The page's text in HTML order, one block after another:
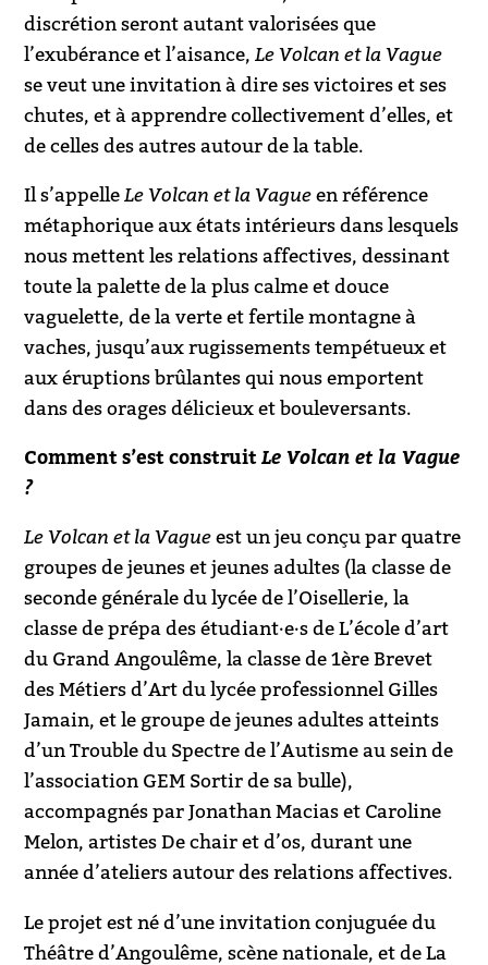
discrétion seront autant valorisées que
l’exubérance et l’aisance,Le Volcan et la Vague
se veut une invitation à dire ses victoires et ses
chutes, et à apprendre collectivement d’elles, et
de celles des autres autour de la table.
Il s’appelleLe Volcan et la Vagueen référence
métaphorique aux états intérieurs dans lesquels
nous mettent les relations affectives, dessinant
toute la palette de la plus calme et douce
vaguelette, de la verte et fertile montagne à
vaches, jusqu’aux rugissements tempétueux et
aux éruptions brûlantes qui nous emportent
dans des orages délicieux et bouleversants.
Comment s’est construitLe Volcan et la Vague
?
Le Volcan et la Vagueest un jeu conçu par quatre
groupes de jeunes et jeunes adultes (la classe de
seconde générale du lycée de l’Oisellerie, la
classe de prépa des étudiant·e·s de L’école d’art
du Grand Angoulême, la classe de 1ère Brevet
des Métiers d’Art du lycée professionnel Gilles
Jamain, et le groupe de jeunes adultes atteints
d’un Trouble du Spectre de l’Autisme au sein de
l’association GEM Sortir de sa bulle),
accompagnés par Jonathan Macias et Caroline
Melon, artistes De chair et d’os, durant une
année d’ateliers autour des relations affectives.
Le projet est né d’une invitation conjuguée du
Théâtre d’Angoulême, scène nationale, et de La